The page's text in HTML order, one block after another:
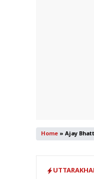
Home » Ajay Bhatt